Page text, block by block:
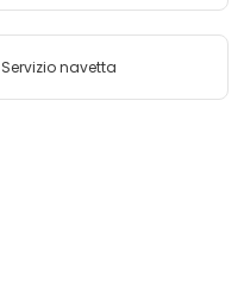
Servizio navetta